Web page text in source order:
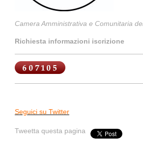
Camera Amministrativa e Comunitaria
Richiesta informazioni iscrizione
Seguici su Twitter
Tweetta questa pagina